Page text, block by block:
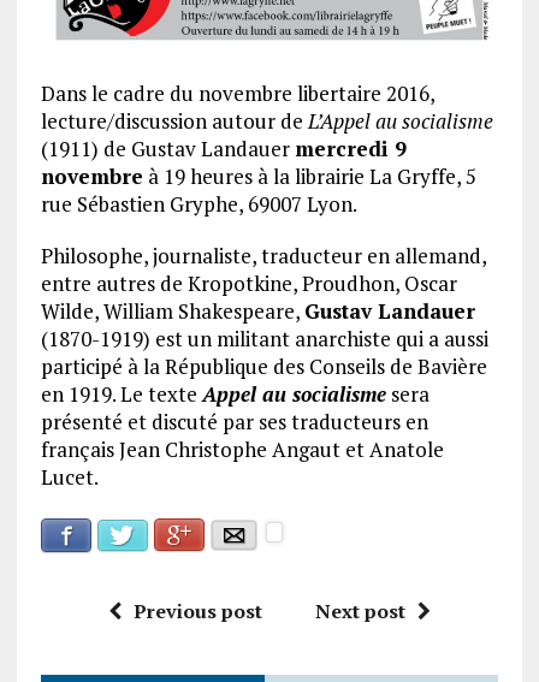
Dans le cadre du novembre libertaire 2016,
lecture/discussion autour deL’Appel au socialisme
(1911) de Gustav Landauer mercredi 9
novembre à 19 heures à la librairie La Gryffe, 5
rue Sébastien Gryphe, 69007 Lyon.
Philosophe, journaliste, traducteur en allemand,
entre autres de Kropotkine, Proudhon, Oscar
Wilde, William Shakespeare, Gustav Landauer
(1870-1919) est un militant anarchiste qui a aussi
participé à la République des Conseils de Bavière
en 1919. Le texteAppel au socialismesera
présenté et discuté par ses traducteurs en
français Jean Christophe Angaut et Anatole
Lucet.
FacebookTwitterGoogle+E-mail
Previous post Next post